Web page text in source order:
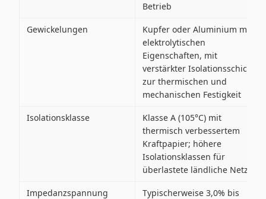
Betrieb
Gewickelungen
Kupfer oder Aluminium mit
elektrolytischen
Eigenschaften, mit
verstärkter Isolationsschicht
zur thermischen und
mechanischen Festigkeit
Isolationsklasse
Klasse A (105°C) mit
thermisch verbessertem
Kraftpapier; höhere
Isolationsklassen für
überlastete ländliche Netze
Impedanzspannung
Typischerweise 3,0% bis